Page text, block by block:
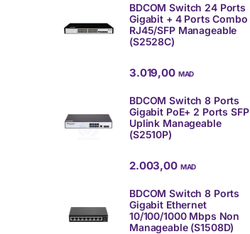
BDCOM Switch 24 Ports
Gigabit + 4 Ports Combo
RJ45/SFP Manageable
(S2528C)
3.019,00 MAD
BDCOM Switch 8 Ports
Gigabit PoE+ 2 Ports SFP
Uplink Manageable
(S2510P)
2.003,00 MAD
BDCOM Switch 8 Ports
Gigabit Ethernet
10/100/1000 Mbps Non
Manageable (S1508D)